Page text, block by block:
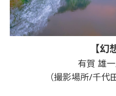
【幻
有賀 雄
（撮影場所/千代